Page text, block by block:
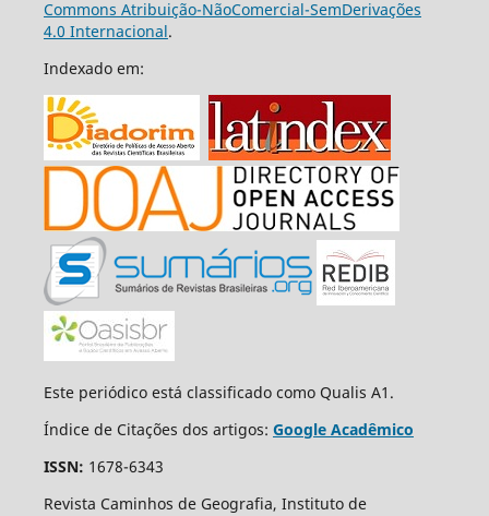
Commons Atribuição-NãoComercial-SemDerivações
4.0 Internacional.
Indexado em:
Este periódico está classificado como Qualis A1.
Índice de Citações dos artigos: Google Acadêmico
ISSN: 1678-6343
Revista Caminhos de Geografia, Instituto de